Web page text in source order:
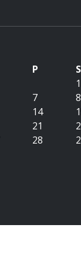
P S
1
7 8
14
21
28